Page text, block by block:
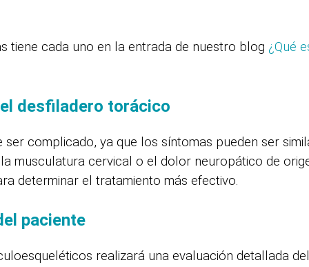
tiene cada uno en la entrada de nuestro blog ¿Qué
desfiladero torácico
complicado, ya que los síntomas pueden ser
musculatura cervical o el dolor neuropático de
determinar el tratamiento más efectivo.
paciente
realizará una evaluación detallada